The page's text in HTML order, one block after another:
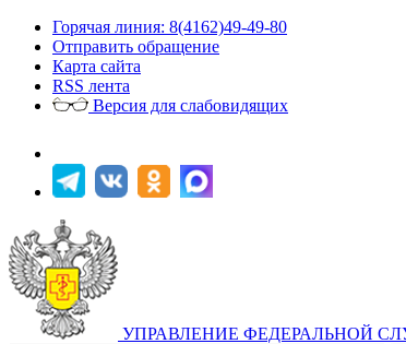
Горячая линия: 8(4162)49-49-80
Отправить обращение
Карта сайта
RSS лента
Версия для слабовидящих
УПРАВЛЕНИЕ ФЕДЕРАЛЬНОЙ